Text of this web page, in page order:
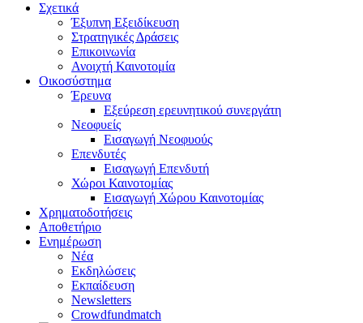
Σχετικά
Έξυπνη Εξειδίκευση
Στρατηγικές Δράσεις
Επικοινωνία
Ανοιχτή Καινοτομία
Οικοσύστημα
Έρευνα
Εξεύρεση ερευνητικού συνεργάτη
Νεοφυείς
Εισαγωγή Νεοφυούς
Επενδυτές
Εισαγωγή Επενδυτή
Χώροι Καινοτομίας
Εισαγωγή Χώρου Καινοτομίας
Χρηματοδοτήσεις
Αποθετήριο
Ενημέρωση
Νέα
Εκδηλώσεις
Εκπαίδευση
Newsletters
Crowdfundmatch